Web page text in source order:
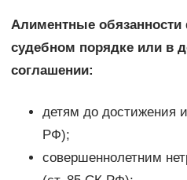
Алиментные
судебном порядке или в
соглашении:
детям до достижения
РФ);
совершеннолетним